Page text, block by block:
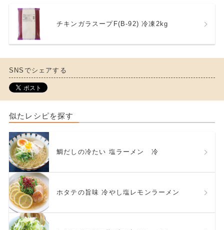
チキンガラスープF(B-92) 冷凍2kg
SNSでシェアする
似たレシピを探す
鯛だしの冷たい 塩ラーメン 冷
ホタテの旨味 冷やし塩レモンラーメン